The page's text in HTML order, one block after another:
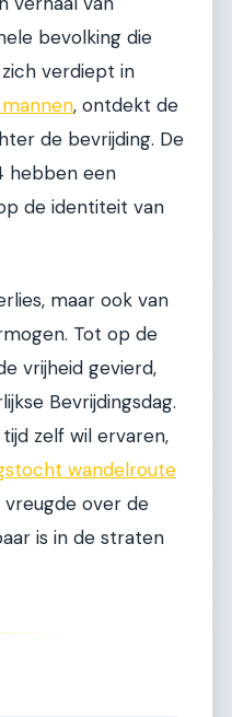
bevolking die
verdiept in
, ontdekt de
de bevrijding. De
hebben een
de identiteit van
maar ook van
Tot op de
vrijheid gevierd,
Bevrijdingsdag.
zelf wil ervaren,
wandelroute
vreugde over de
is in de straten